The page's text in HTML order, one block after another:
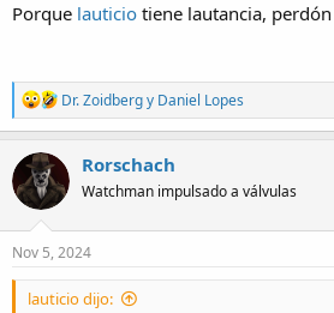
Porque lauticio tiene lautancia,
R
e
a
c
i
n
s
Dr. Zoidbergy Daniel Lopes
Rorschach
Watchman impulsado a válvulas
Nov 5, 2024
lauticio dijo: